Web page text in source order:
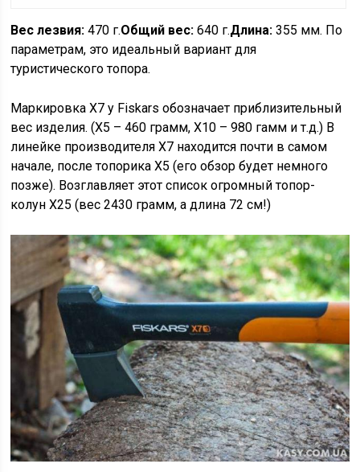
Вес лезвия: 470 г.Общий вес:640 г.Длина: 355 мм. По
параметрам, это идеальный вариант для
туристического топора.
Маркировка X7 у Fiskars обозначает приблизительный
вес изделия. (X5 – 460 грамм, X10 – 980 гамм и т.д.) В
линейке производителя X7 находится почти в самом
начале, после топорика X5 (его обзор будет немного
позже). Возглавляет этот список огромный топор-
колун X25 (вес 2430 грамм, а длина 72 см!)